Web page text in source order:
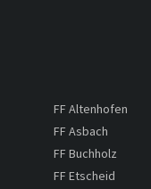
FF Altenhofen
FF Asbach
FF Buchholz
FF Etscheid